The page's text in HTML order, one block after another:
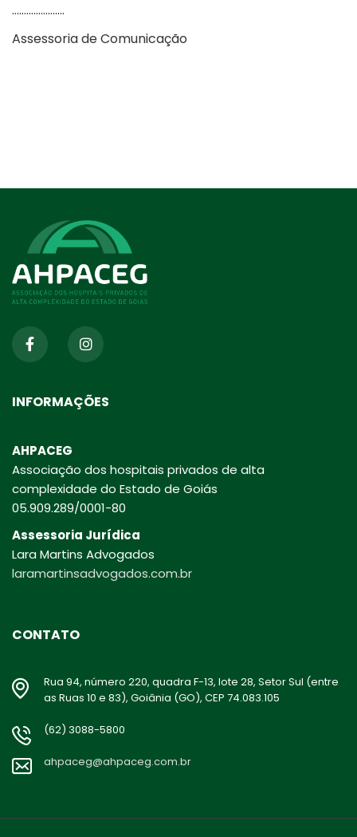
………………….
Assessoria de Comunicação
INFORMAÇÕES
AHPACEG
Associação dos hospitais privados de alta
complexidade do Estado de Goiás
05.909.289/0001-80
Assessoria Jurídica
Lara Martins Advogados
laramartinsadvogados.com.br
CONTATO
Rua 94, número 220, quadra F-13, lote 28, Setor Sul (entre
as Ruas 10 e 83), Goiânia (GO), CEP 74.083.105
(62) 3088-5800
ahpaceg@ahpaceg.com.br